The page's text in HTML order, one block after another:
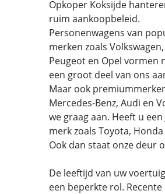
Opkoper Koksijde
ruim aankoopbeleid.
Personenwagens van
merken zoals
Peugeot en Opel vormen
een groot deel van ons
Maar ook
Mercedes-Benz, Audi en
we graag aan. Heeft u een
merk zoals Toyota, Honda
Ook dan staat onze deur
De leeftijd van uw
een beperkte rol.